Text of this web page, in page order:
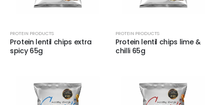
PROTEIN PRODUCTS
Protein lentil chips extra
spicy 65g
PROTEIN PRODUCTS
Protein lentil chips lime &
chilli 65g